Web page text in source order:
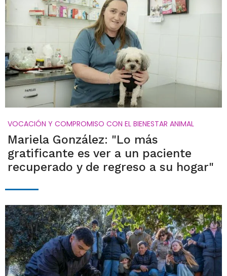
VOCACIÓN Y COMPROMISO CON EL BIENESTAR ANIMAL
Mariela González: "Lo más
gratificante es ver a un paciente
recuperado y de regreso a su hogar"